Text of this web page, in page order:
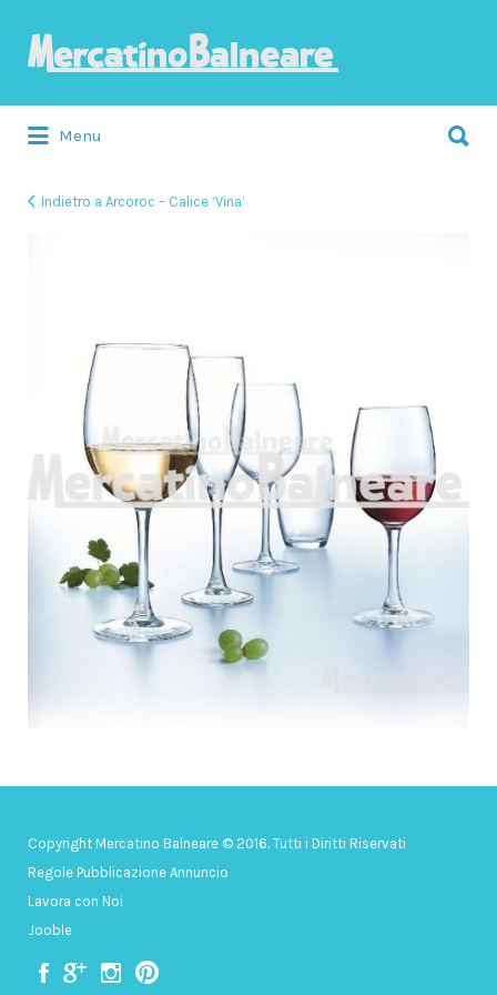
Menu
Indietro a Arcoroc – Calice ‘Vina’
Copyright Mercatino Balneare © 2016. Tutti i Diritti Riservati
Regole Pubblicazione Annuncio
Lavora con Noi
Jooble